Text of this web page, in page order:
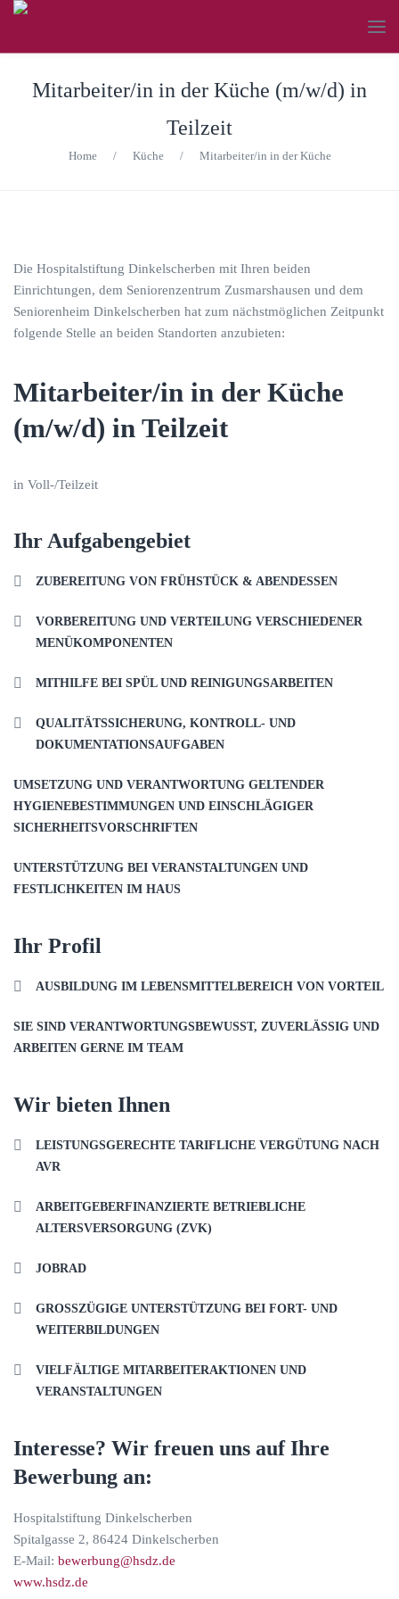
Mitarbeiter/in in der Küche (m/w/d) in
Teilzeit
Home / Küche / Mitarbeiter/in in der Küche
Die Hospitalstiftung Dinkelscherben mit Ihren beiden
Einrichtungen, dem Seniorenzentrum Zusmarshausen und dem
Seniorenheim Dinkelscherben hat zum nächstmöglichen Zeitpunkt
folgende Stelle an beiden Standorten anzubieten:
Mitarbeiter/in in der Küche
(m/w/d) in Teilzeit
in Voll-/Teilzeit
Ihr Aufgabengebiet
ZUBEREITUNG VON FRÜHSTÜCK & ABENDESSEN
VORBEREITUNG UND VERTEILUNG VERSCHIEDENER
MENÜKOMPONENTEN
MITHILFE BEI SPÜL UND REINIGUNGSARBEITEN
QUALITÄTSSICHERUNG, KONTROLL- UND
DOKUMENTATIONSAUFGABEN
UMSETZUNG UND VERANTWORTUNG GELTENDER
HYGIENEBESTIMMUNGEN UND EINSCHLÄGIGER
SICHERHEITSVORSCHRIFTEN
UNTERSTÜTZUNG BEI VERANSTALTUNGEN UND
FESTLICHKEITEN IM HAUS
Ihr Profil
AUSBILDUNG IM LEBENSMITTELBEREICH VON VORTEIL
SIE SIND VERANTWORTUNGSBEWUSST, ZUVERLÄSSIG UND
ARBEITEN GERNE IM TEAM
Wir bieten Ihnen
LEISTUNGSGERECHTE TARIFLICHE VERGÜTUNG NACH
AVR
ARBEITGEBERFINANZIERTE BETRIEBLICHE
ALTERSVERSORGUNG (ZVK)
JOBRAD
GROSSZÜGIGE UNTERSTÜTZUNG BEI FORT- UND W
EITERBILDUNGEN
VIELFÄLTIGE MITARBEITERAKTIONEN UND
VERANSTALTUNGEN
Interesse? Wir freuen uns auf Ihre
Bewerbung an:
Hospitalstiftung Dinkelscherben
Spitalgasse 2, 86424 Dinkelscherben
E-Mail: bewerbung@hsdz.de
www.hsdz.de